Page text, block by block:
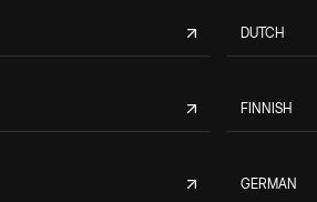
DUTCH
FINNISH
GERMAN